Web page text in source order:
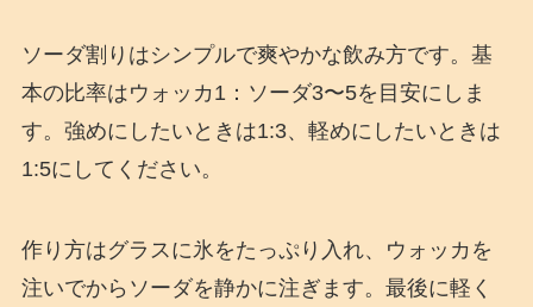
ソーダ割りはシンプルで爽やかな飲み方です。基
本の比率はウォッカ1：ソーダ3〜5を目安にしま
す。強めにしたいときは1:3、軽めにしたいときは
1:5にしてください。
作り方はグラスに氷をたっぷり入れ、ウォッカを
注いでからソーダを静かに注ぎます。最後に軽く